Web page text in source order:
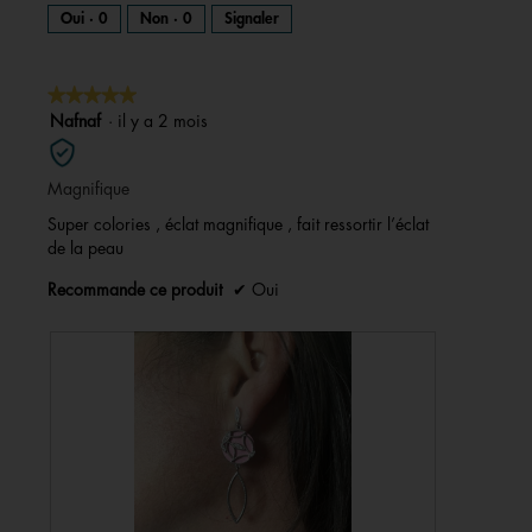
Oui · 0 Non · 0 Signaler
★★★★★
★★★★★
5
sur
5
étoiles.
Nafnaf · il y a 2 mois
Magnifique
Super colories , éclat magnifique , fait ressortir l’éclat
de la peau
Recommande ce produit ✔ Oui